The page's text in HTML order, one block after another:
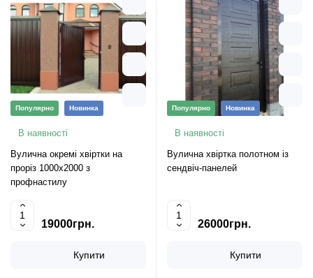
Популярно Новинка
В наявності
Вулична окремі хвіртки на
проріз 1000х2000 з
профнастилу
19000грн.
Купити
Популярно Новинка
В наявності
Вулична хвіртка полотном із
сендвіч-панелей
26000грн.
Купити